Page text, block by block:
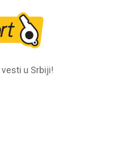
u Srbiji!